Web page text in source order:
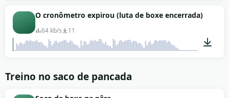
00:04
O cronômetro expirou (luta de boxe encerrada)
64 kb/s 11
Treino no saco de pancada